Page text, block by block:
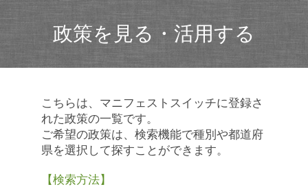
政策を見る・活用する
こちらは、マニフェストスイッチに登録さ
れた政策の一覧です。
ご希望の政策は、検索機能で種別や都道府
県を選択して探すことができます。
【検索方法】